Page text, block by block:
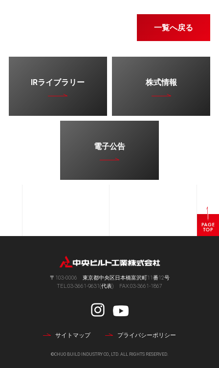
一覧へ戻る
IRライブラリー 株式情報
電子公告
ペ
ー
〒103-0006 東京都中央区日本橋富沢町11番12号
TEL:03-3661-9631(代表) FAX:03-3661-1867
サイトマップ プライバシーポリシー
©CHUO BUILD INDUSTRY CO., LTD. ALL RIGHTS RESERVED.